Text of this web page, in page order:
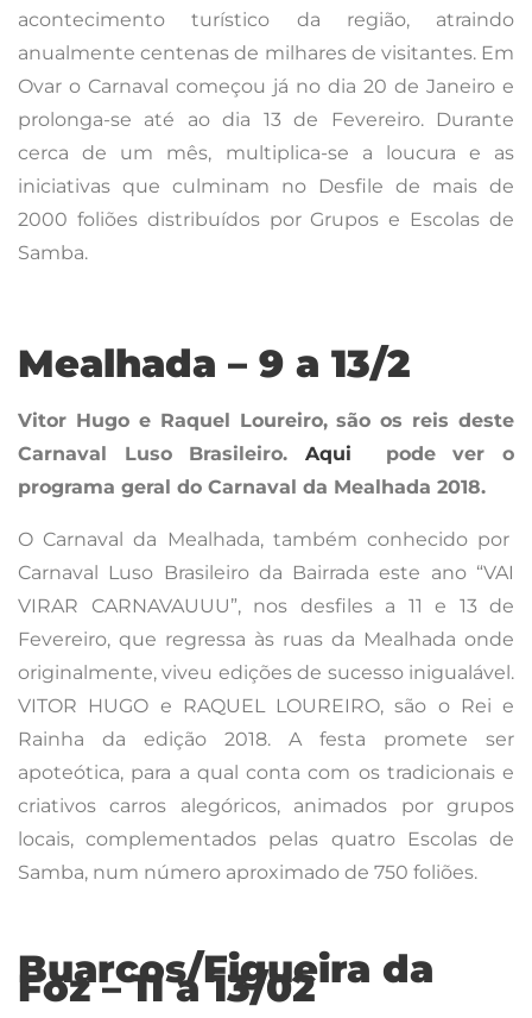
acontecimento turístico da região, atraindo
anualmente centenas de milhares de visitantes. Em
Ovar o Carnaval começou já no dia 20 de Janeiro e
prolonga-se até ao dia 13 de Fevereiro. Durante
cerca de um mês, multiplica-se a loucura e as
iniciativas que culminam no Desfile de mais de
2000 foliões distribuídos por Grupos e Escolas de
Samba.
Mealhada – 9 a 13/2
Vitor Hugo e Raquel Loureiro, são os reis deste
Carnaval Luso Brasileiro.
Aqui pode ver o
programa geral do Carnaval da Mealhada 2018.
O Carnaval da Mealhada, também conhecido por
Carnaval Luso Brasileiro da Bairrada este ano “VAI
VIRAR CARNAVAUUU”, nos desfiles a 11 e 13 de
Fevereiro, que regressa às ruas da Mealhada onde
originalmente, viveu edições de sucesso inigualável.
VITOR HUGO e RAQUEL LOUREIRO, são o Rei e
Rainha da edição 2018. A festa promete ser
apoteótica, para a qual conta com os tradicionais e
criativos carros alegóricos, animados por grupos
locais, complementados pelas quatro Escolas de
Samba, num número aproximado de 750 foliões.
Buarcos/Figueira da
Foz – 11 a 13/02